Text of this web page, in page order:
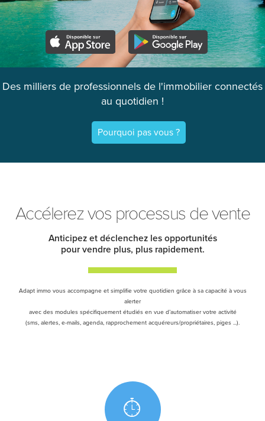
Des milliers de professionnels de l'immobilier connectés
au quotidien !
Pourquoi pas vous ?
Accélerez vos processus de vente
Anticipez et déclenchez les opportunités
pour vendre plus, plus rapidement.
Adapt immo vous accompagne et simplifie votre quotidien grâce à sa capacité à vous
alerter
avec des modules spécifiquement étudiés en vue d’automatiser votre activité
(sms, alertes, e-mails, agenda, rapprochement acquéreurs/propriétaires, piges ...).